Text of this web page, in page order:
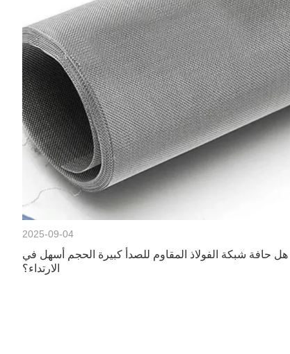
2025-09-04
هل حافة شبكة الفولاذ المقاوم للصدأ كبيرة الحجم أسهل في
الارتداء؟